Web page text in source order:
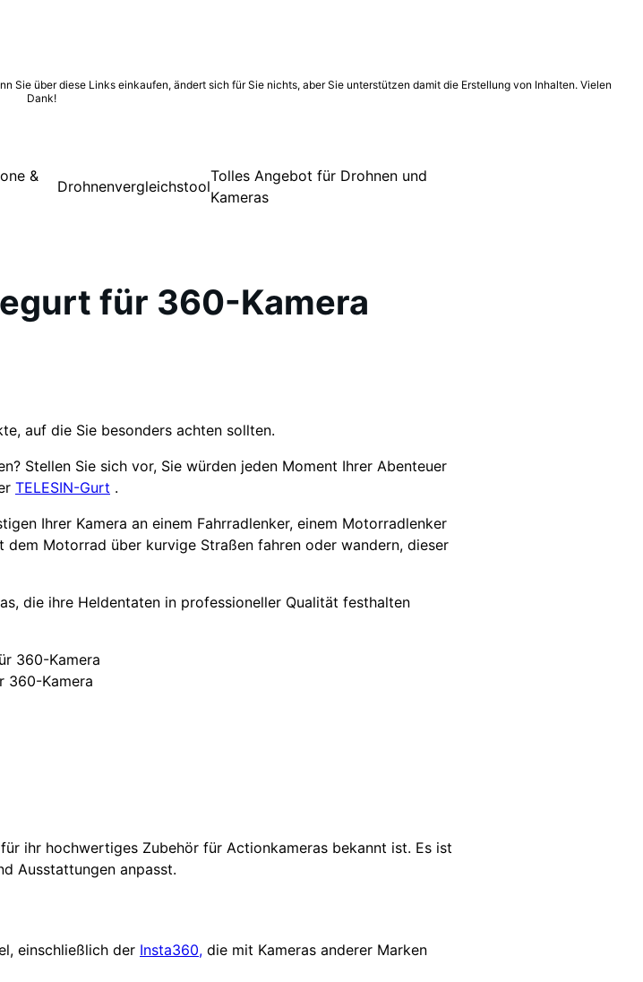
über diese Links einkaufen, ändert sich für Sie nichts, aber Sie unterstützen damit die Erstellung von Inhalten. Vielen
Dank!
&
Drohnenvergleichstool
Tolles Angebot für Drohnen und
Kameras
für 360-Kamera
auf die Sie besonders achten sollten.
Stellen Sie sich vor, Sie würden jeden Moment Ihrer Abenteuer
TELESIN-Gurt .
Ihrer Kamera an einem Fahrradlenker, einem Motorradlenker
Motorrad über kurvige Straßen fahren oder wandern, dieser
die ihre Heldentaten in professioneller Qualität festhalten
360-Kamera
ihr hochwertiges Zubehör für Actionkameras bekannt ist. Es ist
Ausstattungen anpasst.
einschließlich der Insta360, die mit Kameras anderer Marken